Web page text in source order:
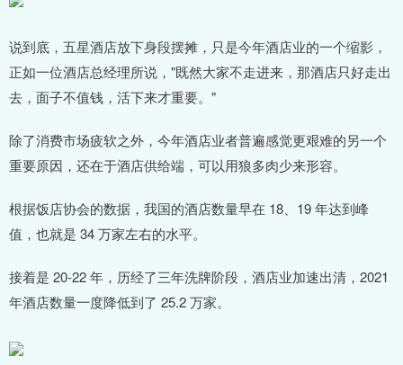
说到底，五星酒店放下身段摆摊，只是今年酒店业的一个缩影，
正如一位酒店总经理所说，"既然大家不走进来，那酒店只好走出
去，面子不值钱，活下来才重要。"
除了消费市场疲软之外，今年酒店业者普遍感觉更艰难的另一个
重要原因，还在于酒店供给端，可以用狼多肉少来形容。
根据饭店协会的数据，我国的酒店数量早在 18、19 年达到峰
值，也就是 34 万家左右的水平。
接着是 20-22 年，历经了三年洗牌阶段，酒店业加速出清，2021
年酒店数量一度降低到了 25.2 万家。